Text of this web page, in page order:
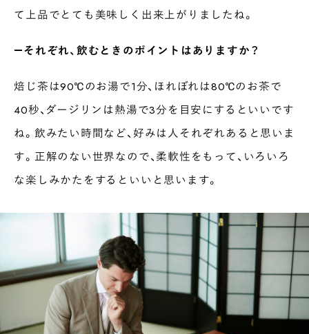
て上品でとても美味しく出来上がりましたね。
―それぞれ、飲むときのポイントはありますか？
焙じ茶は90℃のお湯で1分、ほれぼれは80℃のお茶で
40秒、ダージリンは熱湯で3分を目安にするといいです
ね。飲みたい時間など、好みは人それぞれあると思いま
す。正解のない世界なので、柔軟性をもって、いろいろ
な楽しみかたをするといいと思います。